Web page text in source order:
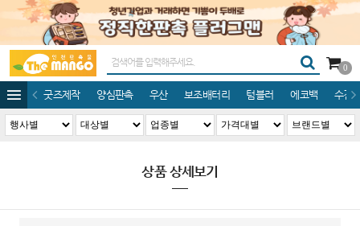
0
굿즈제작 양심판촉 우산 보조배터리 텀블러 에코백 수건/
상품 상세보기